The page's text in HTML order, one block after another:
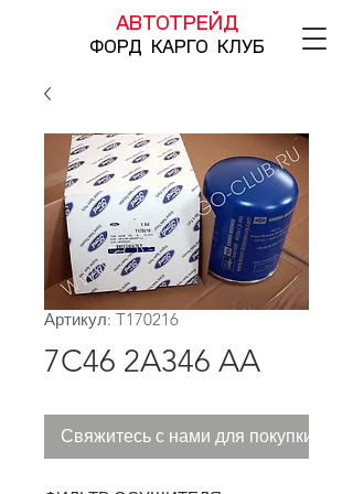
АВТОТРЕЙД
ФОРД КАРГО КЛУБ
Артикул: T170216
7C46 2A346 AA
Свяжитесь с нами для покупки